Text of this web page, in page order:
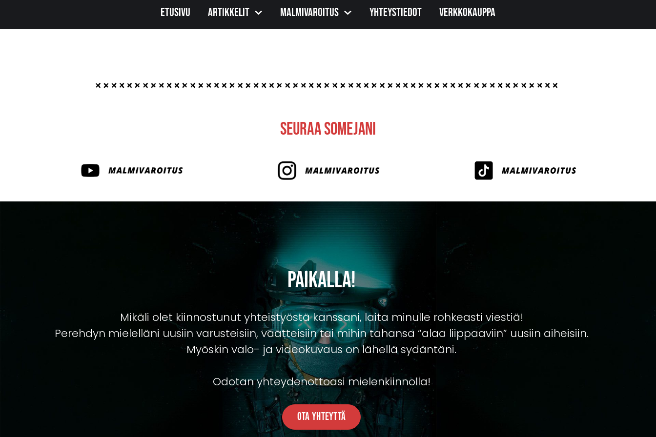
Etusivu Artikkelit Malmivaroitus Yhteystiedot Verkkokauppa
Seuraa Somejani
Paikalla!
Mikäli olet kiinnostunut yhteistyöstä kanssani, laita minulle rohkeasti viestiä!
Perehdyn mielelläni uusiin varusteisiin, vaatteisiin tai mihin tahansa “alaa liippaaviin” uusiin aiheisiin.
Myöskin valo- ja videokuvaus on lähellä sydäntäni.
Odotan yhteydenottoasi mielenkiinnolla!
Ota Yhteyttä